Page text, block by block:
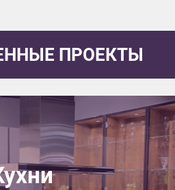
ПРОЕКТЫ